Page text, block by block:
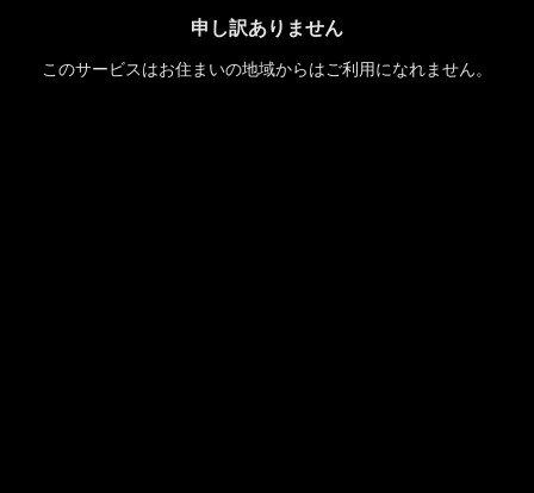
申し訳ありません
このサービスはお住まいの地域からはご利用になれません。